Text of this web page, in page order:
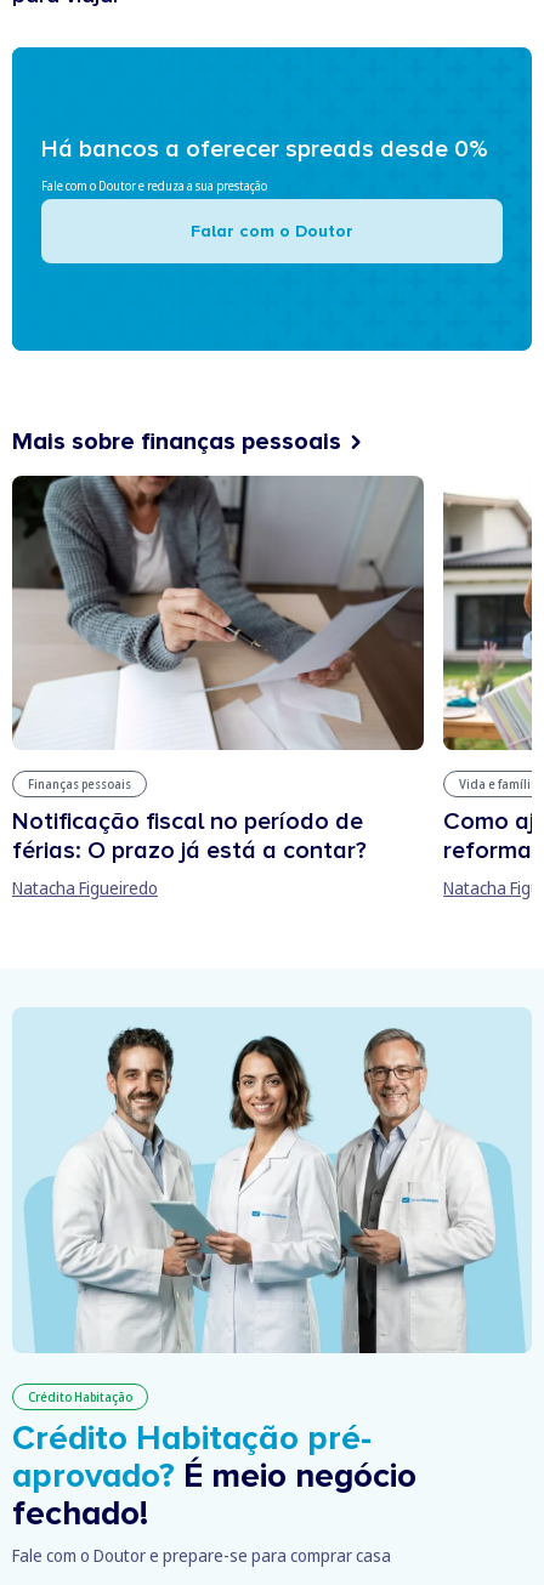
Há bancos a oferecer spreads desde 0%
Fale com o Doutor e reduza a sua prestação
Falar com o Doutor
Mais sobre finanças pessoais
Finanças pessoais
Notificação fiscal no período de
férias: O prazo já está a contar?
Natacha Figueiredo
Vida e família
Como
reforma
Natacha
Crédito Habitação
Crédito Habitação pré-
aprovado? É meio negócio
fechado!
Fale com o Doutor e prepare-se para comprar casa